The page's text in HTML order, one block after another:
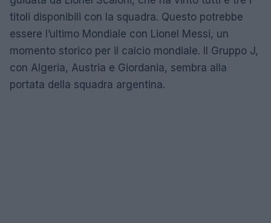
titoli disponibili con la squadra. Questo potrebbe
essere l’ultimo Mondiale con Lionel Messi, un
momento storico per il calcio mondiale. Il Gruppo J,
con Algeria, Austria e Giordania, sembra alla
portata della squadra argentina.